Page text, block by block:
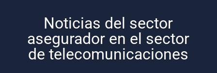
Noticias del sector
asegurador en el sector
de telecomunicaciones